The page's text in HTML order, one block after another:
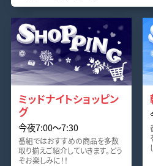
ミッドナイトショッピン
グ
今夜7:00〜7:30
番組ではおすすめの商品を多数
取り揃えご紹介していきます。どう
ぞお楽しみに！！